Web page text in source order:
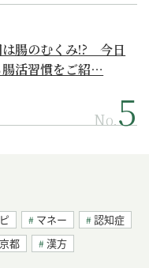
は腸のむくみ!? 今日
活習慣をご紹…
No.
マネー
認知症
京都 漢方